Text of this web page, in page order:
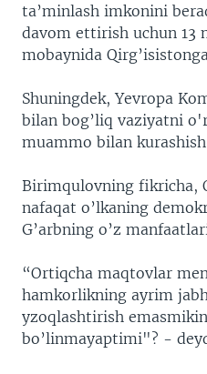
ta’minlash imkonini
davom ettirish uchun 13
mobaynida
Shuningdek, Yevropa
bilan bog’liq vaziyatni
muammo bilan
Birimqulovning fikricha,
nafaqat o’lkaning
G’arbning o’z
“Ortiqcha maqtovlar
hamkorlikning ayrim
yzoqlashtirish
bo’linmayaptimi"? -